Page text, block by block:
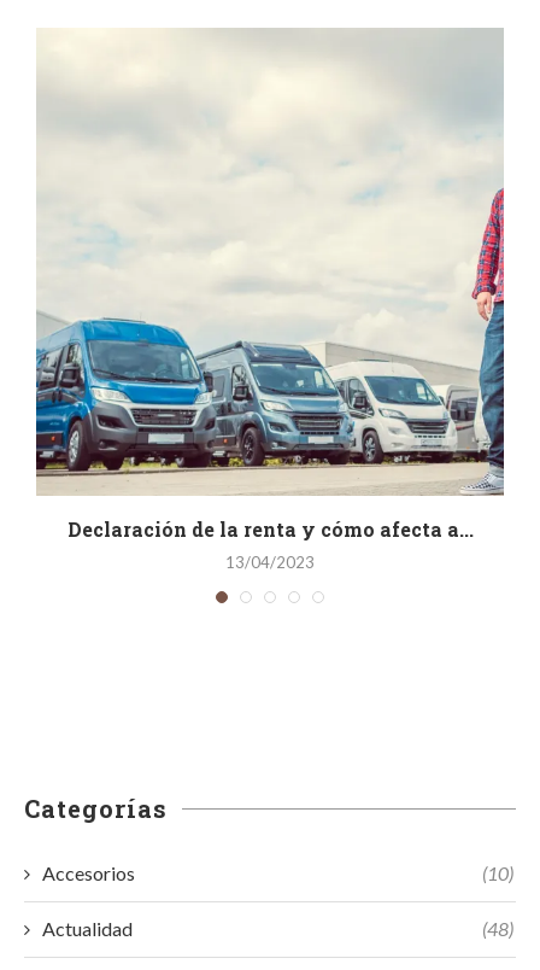
Declaración de la renta y cómo afecta a...
13/04/2023
Categorías
Accesorios (10)
Actualidad (48)